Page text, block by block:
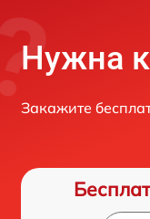
Нужна
Закажите